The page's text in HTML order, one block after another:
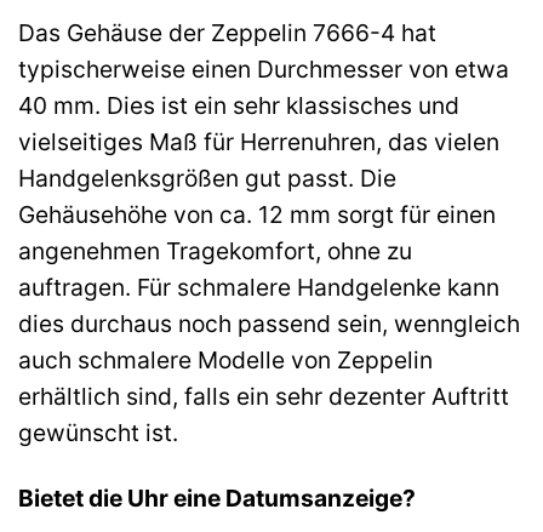
Das Gehäuse der Zeppelin 7666-4 hat
typischerweise einen Durchmesser von etwa
40 mm. Dies ist ein sehr klassisches und
vielseitiges Maß für Herrenuhren, das vielen
Handgelenksgrößen gut passt. Die
Gehäusehöhe von ca. 12 mm sorgt für einen
angenehmen Tragekomfort, ohne zu
auftragen. Für schmalere Handgelenke kann
dies durchaus noch passend sein, wenngleich
auch schmalere Modelle von Zeppelin
erhältlich sind, falls ein sehr dezenter Auftritt
gewünscht ist.
Bietet die Uhr eine Datumsanzeige?